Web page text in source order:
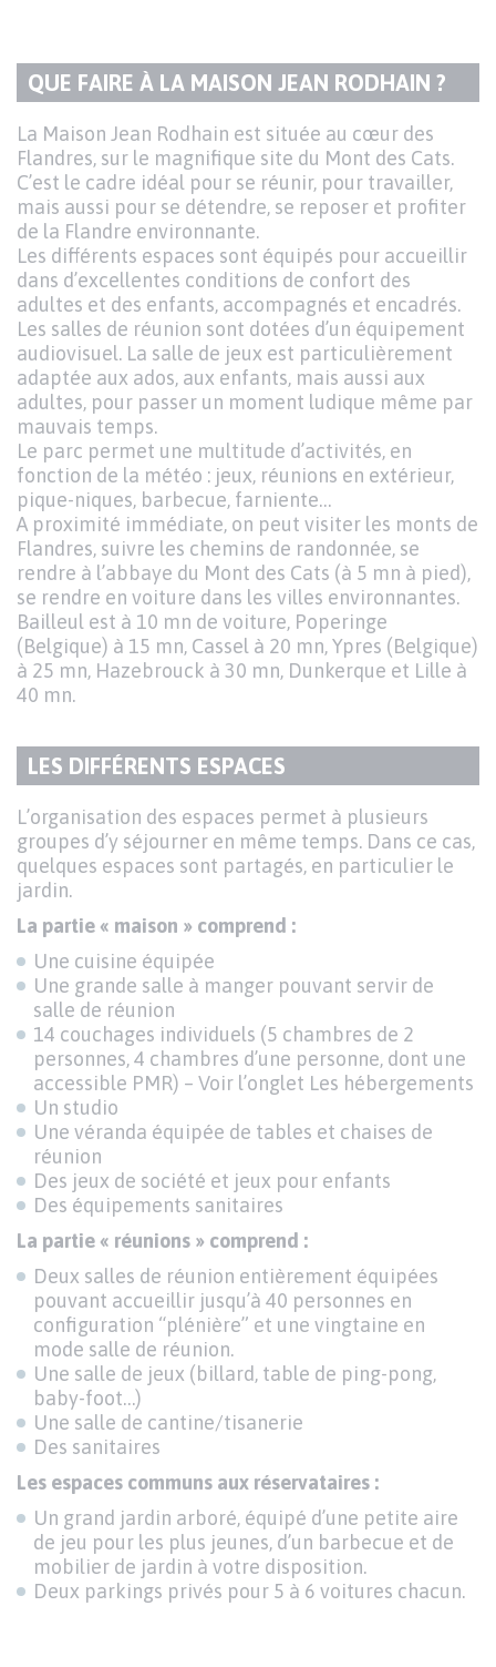
TITRE
DU
PARAGRAPHE
QUE FAIRE À LA MAISON JEAN RODHAIN ?
Texte
La Maison Jean Rodhain est située au cœur des
Flandres, sur le magnifique site du Mont des Cats.
C’est le cadre idéal pour se réunir, pour travailler,
mais aussi pour se détendre, se reposer et profiter
de la Flandre environnante.
Les différents espaces sont équipés pour accueillir
dans d’excellentes conditions de confort des
adultes et des enfants, accompagnés et encadrés.
Les salles de réunion sont dotées d’un équipement
audiovisuel. La salle de jeux est particulièrement
adaptée aux ados, aux enfants, mais aussi aux
adultes, pour passer un moment ludique même par
mauvais temps.
Le parc permet une multitude d’activités, en
fonction de la météo : jeux, réunions en extérieur,
pique-niques, barbecue, farniente…
A proximité immédiate, on peut visiter les monts de
Flandres, suivre les chemins de randonnée, se
rendre à l’abbaye du Mont des Cats (à 5 mn à pied),
se rendre en voiture dans les villes environnantes.
Bailleul est à 10 mn de voiture, Poperinge
(Belgique) à 15 mn, Cassel à 20 mn, Ypres (Belgique)
à 25 mn, Hazebrouck à 30 mn, Dunkerque et Lille à
40 mn.
TITRE
DU
PARAGRAPHE
LES DIFFÉRENTS ESPACES
Texte
L’organisation des espaces permet à plusieurs
groupes d’y séjourner en même temps. Dans ce cas,
quelques espaces sont partagés, en particulier le
jardin.
La partie « maison » comprend :
Une cuisine équipée
Une grande salle à manger pouvant servir de
salle de réunion
14 couchages individuels (5 chambres de 2
personnes, 4 chambres d’une personne, dont une
accessible PMR) – Voir l’onglet Les hébergements
Un studio
Une véranda équipée de tables et chaises de
réunion
Des jeux de société et jeux pour enfants
Des équipements sanitaires
La partie « réunions » comprend :
Deux salles de réunion entièrement équipées
pouvant accueillir jusqu’à 40 personnes en
configuration “plénière” et une vingtaine en
mode salle de réunion.
Une salle de jeux (billard, table de ping-pong,
baby-foot…)
Une salle de cantine/tisanerie
Des sanitaires
Les espaces communs aux réservataires :
Un grand jardin arboré, équipé d’une petite aire
de jeu pour les plus jeunes, d’un barbecue et de
mobilier de jardin à votre disposition.
Deux parkings privés pour 5 à 6 voitures chacun.